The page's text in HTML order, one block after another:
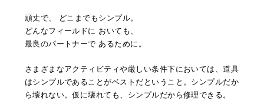
頑丈で、
どこまでもシンプル。
どんなフィールドに おいても、
最良のパートナーであるために。
さまざまなアクティビティや厳しい条件下においては、道具
はシンプルであることがベストだということ。シンプルだか
ら壊れない。仮に壊れても、シンプルだから修理できる。